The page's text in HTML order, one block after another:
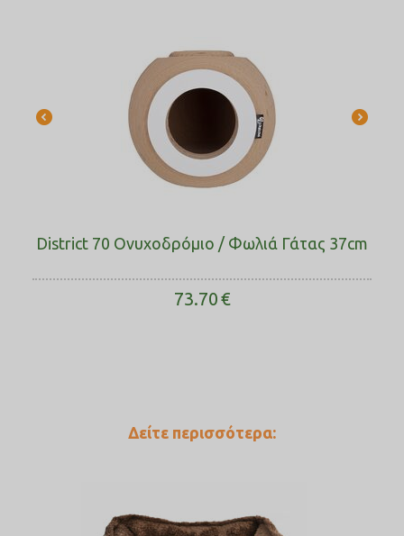
District 70 Ονυχοδρόμιο / Φωλιά Γάτας 37cm
73.70€
Δείτε περισσότερα: